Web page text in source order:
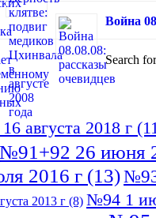
Война
Search
августа 2018 г
№91+92 26 июня
2016 г (13)
2013 г (8) №94 1